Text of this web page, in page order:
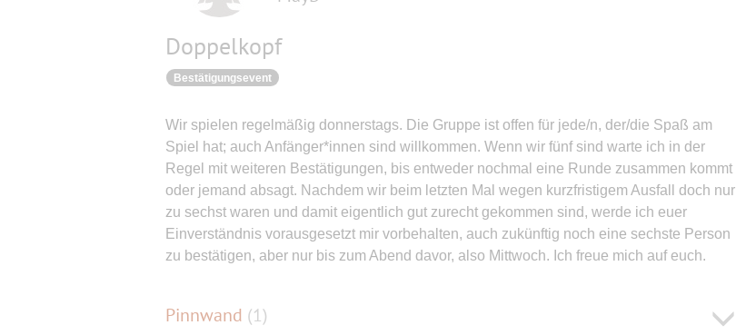
Doppelkopf
Bestätigungsevent
Wir spielen regelmäßig donnerstags. Die Gruppe ist offen für jede/n, der/die Spaß am
Spiel hat; auch Anfänger*innen sind willkommen. Wenn wir fünf sind warte ich in der
Regel mit weiteren Bestätigungen, bis entweder nochmal eine Runde zusammen kommt
oder jemand absagt. Nachdem wir beim letzten Mal wegen kurzfristigem Ausfall doch nur
zu sechst waren und damit eigentlich gut zurecht gekommen sind, werde ich euer
Einverständnis vorausgesetzt mir vorbehalten, auch zukünftig noch eine sechste Person
zu bestätigen, aber nur bis zum Abend davor, also Mittwoch. Ich freue mich auf euch.
Pinnwand (1)